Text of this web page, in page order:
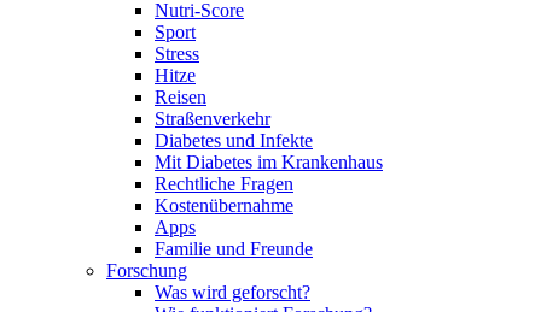
Nutri-Score
Sport
Stress
Hitze
Reisen
Straßenverkehr
Diabetes und Infekte
Mit Diabetes im Krankenhaus
Rechtliche Fragen
Kostenübernahme
Apps
Familie und Freunde
Forschung
Was wird geforscht?